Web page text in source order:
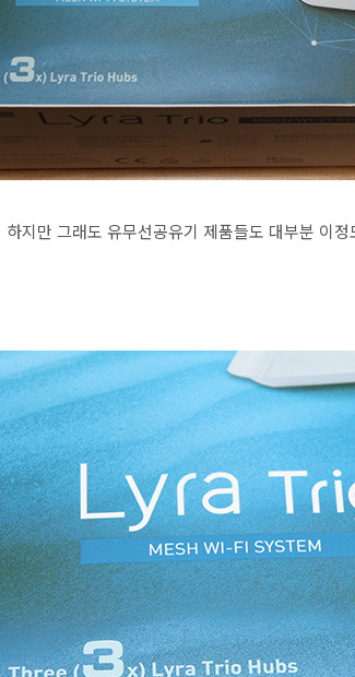
지만 그래도 유무선공유기 제품들도 대부분 이